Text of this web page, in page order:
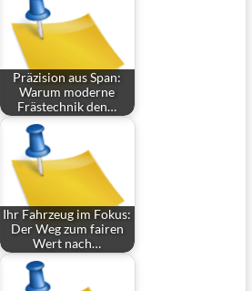
Präzision aus Span:
Warum moderne
Frästechnik den…
Ihr Fahrzeug im Fokus:
Der Weg zum fairen
Wert nach…